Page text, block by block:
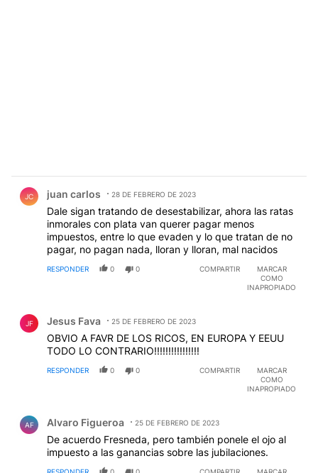
JC juan carlos 28 DE FEBRERO DE 2023
Dale sigan tratando de desestabilizar, ahora las ratas
inmorales con plata van querer pagar menos
impuestos, entre lo que evaden y lo que tratan de no
pagar, no pagan nada, lloran y lloran, mal nacidos
RESPONDER 0 0 COMPARTIR
MARCAR
COMO
INAPROPIADO
JF Jesus Fava 25 DE FEBRERO DE 2023
OBVIO A FAVR DE LOS RICOS, EN EUROPA Y EEUU
TODO LO CONTRARIO!!!!!!!!!!!!!!!!
RESPONDER 0 0 COMPARTIR
MARCAR
COMO
INAPROPIADO
AF Alvaro Figueroa 25 DE FEBRERO DE 2023
De acuerdo Fresneda, pero también ponele el ojo al
impuesto a las ganancias sobre las jubilaciones.